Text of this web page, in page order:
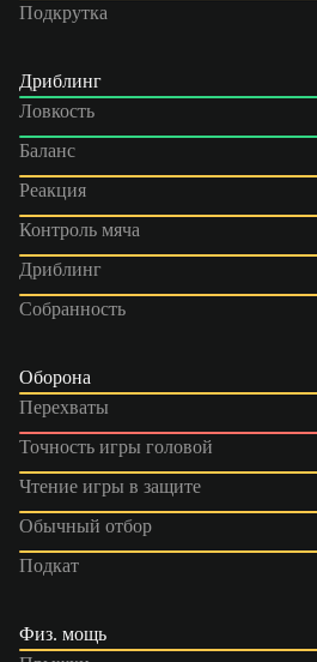
Подкрутка
Дриблинг
Ловкость
Баланс
Реакция
Контроль мяча
Дриблинг
Собранность
Оборона
Перехваты
Точность игры головой
Чтение игры в защите
Обычный отбор
Подкат
Физ. мощь